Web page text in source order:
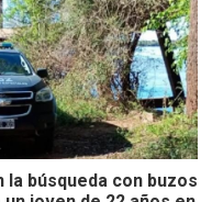
la búsqueda con buzos